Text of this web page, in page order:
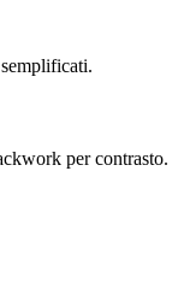
per contrasto.